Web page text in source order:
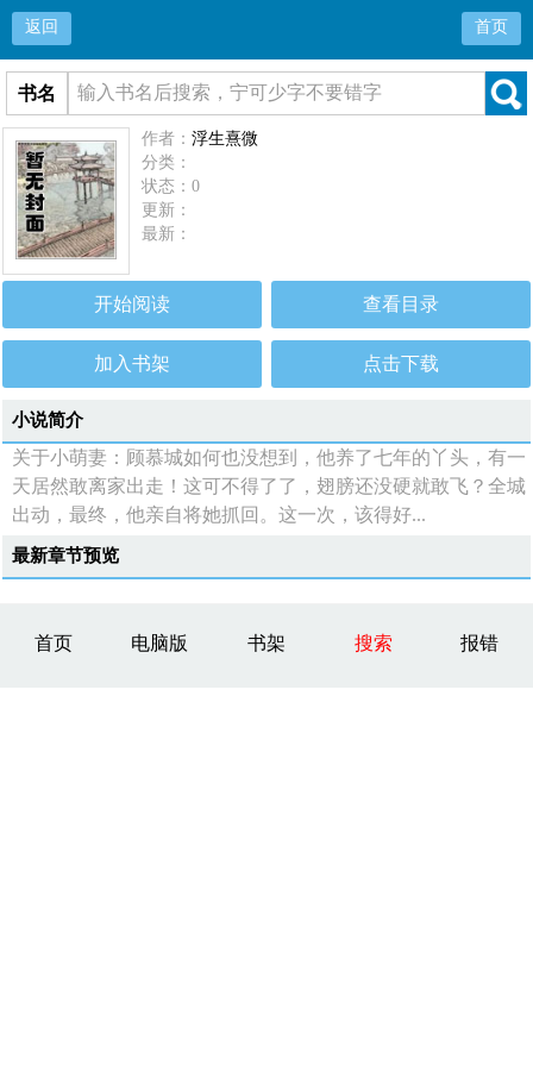
返回 首页
书名
作者：浮生熹微
分类：
状态：0
更新：
最新：
开始阅读 查看目录
加入书架 点击下载
小说简介
关于小萌妻：顾慕城如何也没想到，他养了七年的丫头，有一
天居然敢离家出走！这可不得了了，翅膀还没硬就敢飞？全城
出动，最终，他亲自将她抓回。这一次，该得好...
最新章节预览
首页 电脑版 书架 搜索 报错